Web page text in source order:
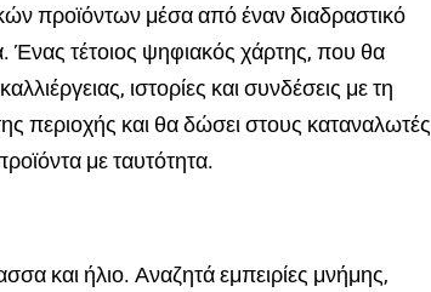
προϊόντων μέσα από έναν διαδραστικό
Ένας τέτοιος ψηφιακός χάρτης, που θα
ιστορίες και συνδέσεις με τη
περιοχής και θα δώσει στους καταναλωτές
με ταυτότητα.
και ήλιο. Αναζητά εμπειρίες μνήμης,